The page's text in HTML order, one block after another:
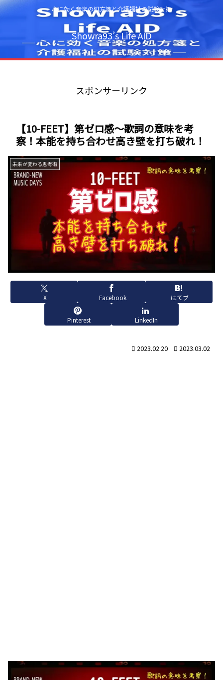
心に効く音楽の処方箋と介護福祉の試験対策
Showra93’s Life AID
スポンサーリンク
【10-FEET】第ゼロ感～歌詞の意味を考
察！本能を持ち合わせ高き壁を打ち破れ！
未来が変わる思考術
X Facebook はてブ
Pinterest LinkedIn
2023.02.20 2023.03.02